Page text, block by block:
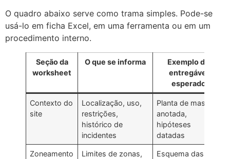
O quadro abaixo serve como trama simples. Pode-se
usá-lo em ficha Excel, em uma ferramenta ou em um
procedimento interno.
Seção da
worksheet
O que se informa
Exemplo de
entregável
esperado
Contexto do
site
Localização, uso,
restrições,
histórico de
incidentes
Planta de massas
anotada,
hipóteses
datadas
Zoneamento
Limites de zonas,
Esquema das